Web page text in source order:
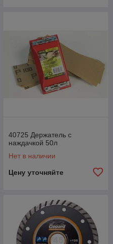
40725 Держатель с
наждачкой 50л
Нет в наличии
Цену уточняйте